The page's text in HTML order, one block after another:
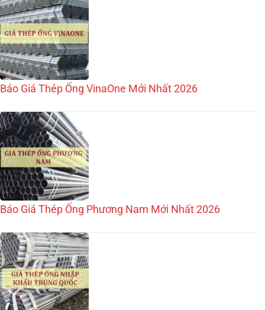
Báo Giá Thép Ống VinaOne Mới Nhất 2026
Báo Giá Thép Ống Phương Nam Mới Nhất 2026